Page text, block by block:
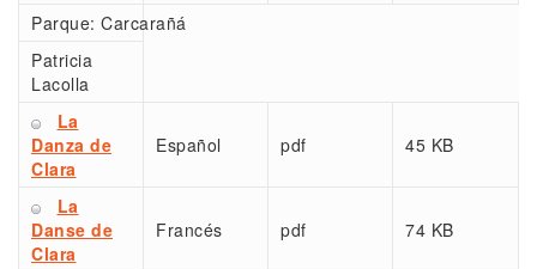
Parque: Carcarañá
Patricia
Lacolla
La
Danza de
Clara
Español pdf 45 KB
La
Danse de
Clara
Francés pdf 74 KB